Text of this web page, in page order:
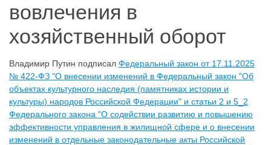
вовлечения в
хозяйственный оборот
Владимир Путин подписал Федеральный закон от 17.11.2025
№ 422-ФЗ "О внесении изменений в Федеральный закон "Об
объектах культурного наследия (памятниках истории и
культуры) народов Российской Федерации" и статьи 2 и 5_2
Федерального закона "О содействии развитию и повышению
эффективности управления в жилищной сфере и о внесении
изменений в отдельные законодательные акты Российской